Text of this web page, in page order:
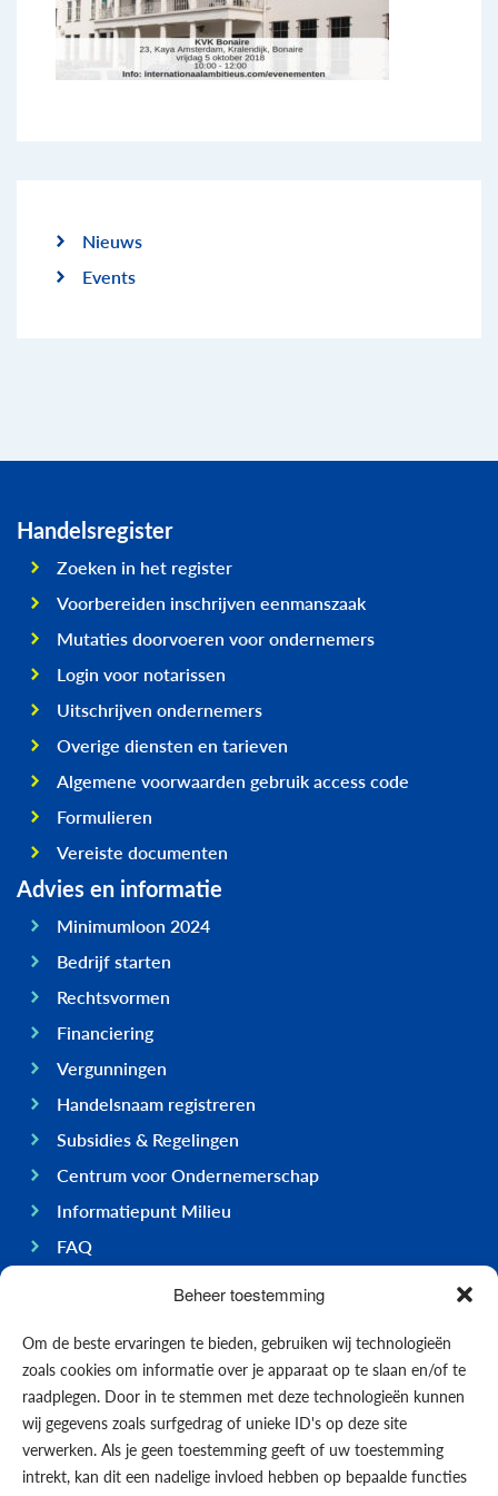
Beheer toestemming
Om de beste ervaringen te bieden, gebruiken wij technologieën
zoals cookies om informatie over je apparaat op te slaan en/of te
raadplegen. Door in te stemmen met deze technologieën kunnen
wij gegevens zoals surfgedrag of unieke ID's op deze site
verwerken. Als je geen toestemming geeft of uw toestemming
intrekt, kan dit een nadelige invloed hebben op bepaalde functies
Nieuws
Events
Handelsregister
Zoeken in het register
Voorbereiden inschrijven eenmanszaak
Mutaties doorvoeren voor ondernemers
Login voor notarissen
Uitschrijven ondernemers
Overige diensten en tarieven
Algemene voorwaarden gebruik access code
Formulieren
Vereiste documenten
Advies en informatie
Minimumloon 2024
Bedrijf starten
Rechtsvormen
Financiering
Vergunningen
Handelsnaam registreren
Subsidies & Regelingen
Centrum voor Ondernemerschap
Informatiepunt Milieu
FAQ
Ondernemen op Bonaire
Economie
Regering
Infrastructuur
Algemeen